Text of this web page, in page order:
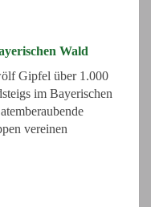
Wald
Gipfel über 1.000
im Bayerischen
vereinen